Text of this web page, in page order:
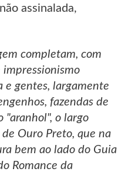
assinalada,
completam, com
impressionismo
e gentes, largamente
fazendas de
"aranhol", o largo
Ouro Preto, que na
bem ao lado do Guia
Romance da